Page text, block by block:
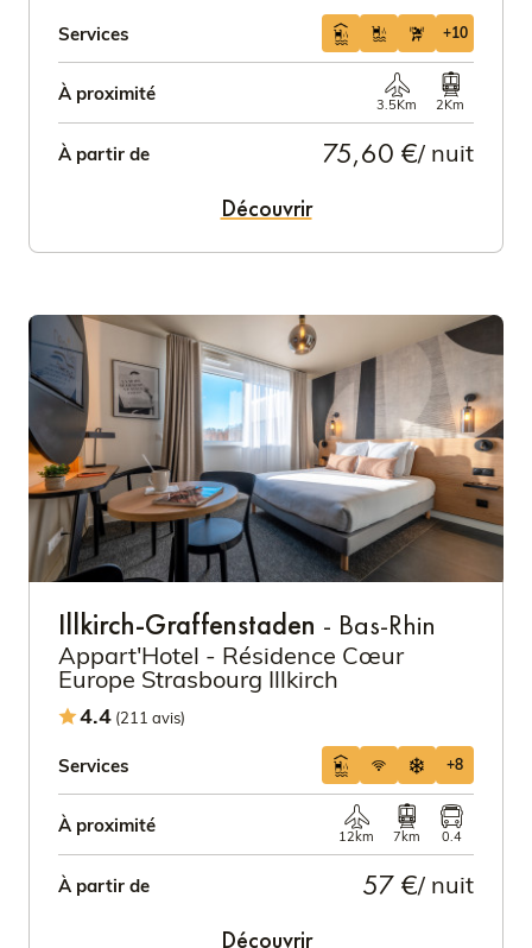
Services +10
À proximité
3.5Km 2Km
À partir de 75,60 €/ nuit
Découvrir
Illkirch-Graffenstaden - Bas-Rhin
Appart'Hotel - Résidence Cœur
Europe Strasbourg Illkirch
4.4 (211 avis)
Services +8
À proximité
12km 7km 0.4
À partir de 57 €/ nuit
Découvrir